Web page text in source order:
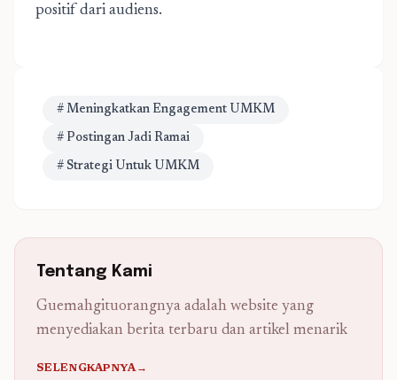
positif dari audiens.
# Meningkatkan Engagement UMKM
# Postingan Jadi Ramai
# Strategi Untuk UMKM
Tentang Kami
Guemahgituorangnya adalah website yang
menyediakan berita terbaru dan artikel menarik
SELENGKAPNYA→